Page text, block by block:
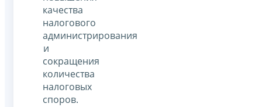
качества
налогового
администрирования
и
сокращения
количества
налоговых
споров.